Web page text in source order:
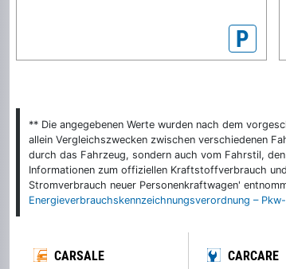
P
** Die angegebenen Werte wurden nach dem
allein Vergleichszwecken zwischen verschiedenen
durch das Fahrzeug, sondern auch vom Fahrstil,
Informationen zum offiziellen Kraftstoffverbrauch
Stromverbrauch neuer Personenkraftwagen'
Energieverbrauchskennzeichnungsverordnung – Pkw-
CARSALE
CARCARE